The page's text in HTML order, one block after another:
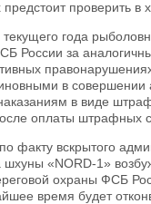
проверить в
года
России за
в
в виде
оплаты штрафных
факту вскрытого
«NORD-1»
охраны ФСБ
время будет